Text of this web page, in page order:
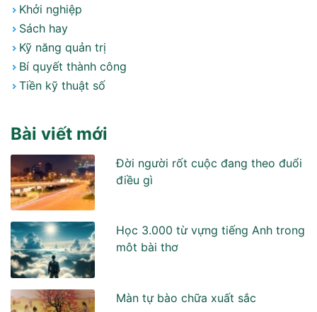
Khởi nghiệp
Sách hay
Kỹ năng quản trị
Bí quyết thành công
Tiền kỹ thuật số
Bài viết mới
Đời người rốt cuộc đang theo đuổi
điều gì
Học 3.000 từ vựng tiếng Anh trong
môt bài thơ
Màn tự bào chữa xuất sắc